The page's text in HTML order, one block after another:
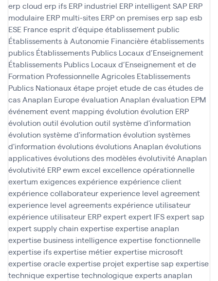
erp cloud erp ifs ERP industriel ERP intelligent SAP ERP
modulaire ERP multi-sites ERP on premiseserp sap esb
ESE Franceesprit d'équipeétablissement public
Établissements à Autonomie Financièreétablissements
publics Établissements Publics Locaux d’Enseignement
Établissements Publics Locaux d’Enseignement et de
Formation Professionnelle Agricoles Etablissements
Publics Nationaux étape projetetude de casétudes de
cas Anaplan Europeévaluation Anaplan évaluation EPM
événementevent mapping évolution évolution ERP
évolution outil évolution outil système d'information
évolution système d'information évolution systèmes
d'information évolutionsévolutions Anaplan évolutions
applicativesévolutions des modèlesévolutivité Anaplan
évolutivité ERPewm excel excellence opérationnelle
exertum exigencesexpérienceexpérience client
expérience collaborateurexperience level agreement
experience level agreementsexpérience utilisateur
expérience utilisateur ERPexpertexpert IFSexpert sap
expert supply chain expertiseexpertise anaplan
expertise business intelligenceexpertise fonctionnelle
expertise ifsexpertise métierexpertise microsoft
expertise oracleexpertise projetexpertise sap expertise
techniqueexpertise technologiqueexperts anaplan